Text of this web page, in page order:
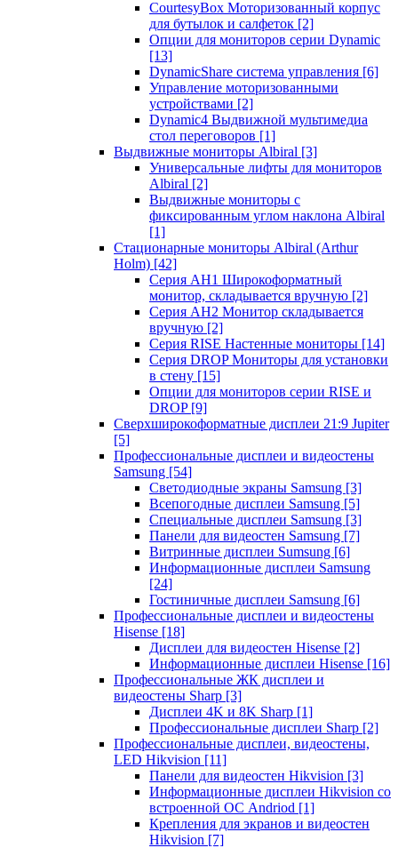
CourtesyBox Моторизованный корпус
для бутылок и салфеток [2]
Опции для мониторов серии Dynamic
[13]
DynamicShare система управления [6]
Управление моторизованными
устройствами [2]
Dynamic4 Выдвижной мультимедиа
стол переговоров [1]
Выдвижные мониторы Albiral [3]
Универсальные лифты для мониторов
Albiral [2]
Выдвижные мониторы с
фиксированным углом наклона Albiral
[1]
Стационарные мониторы Albiral (Arthur
Holm) [42]
Серия AH1 Широкоформатный
монитор, складывается вручную [2]
Серия AH2 Монитор складывается
вручную [2]
Серия RISE Настенные мониторы [14]
Серия DROP Мониторы для установки
в стену [15]
Опции для мониторов серии RISE и
DROP [9]
Сверхширокоформатные дисплеи 21:9 Jupiter
[5]
Профессиональные дисплеи и видеостены
Samsung [54]
Светодиодные экраны Samsung [3]
Всепогодные дисплеи Samsung [5]
Специальные дисплеи Samsung [3]
Панели для видеостен Samsung [7]
Витринные дисплеи Sumsung [6]
Информационные дисплеи Samsung
[24]
Гостиничные дисплеи Samsung [6]
Профессиональные дисплеи и видеостены
Hisense [18]
Дисплеи для видеостен Hisense [2]
Информационные дисплеи Hisense [16]
Профессиональные ЖК дисплеи и
видеостены Sharp [3]
Дисплеи 4K и 8K Sharp [1]
Профессиональные дисплеи Sharp [2]
Профессиональные дисплеи, видеостены,
LED Hikvision [11]
Панели для видеостен Hikvision [3]
Информационные дисплеи Hikvision со
встроенной ОС Andriod [1]
Крепления для экранов и видеостен
Hikvision [7]